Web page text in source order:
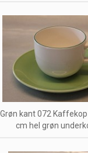
Grøn kant 072 Kaffekop
cm hel grøn